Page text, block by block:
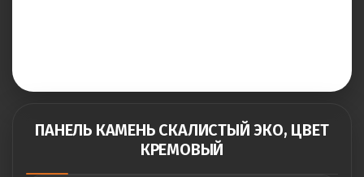
ПАНЕЛЬ КАМЕНЬ СКАЛИСТЫЙ ЭКО, ЦВЕТ
КРЕМОВЫЙ